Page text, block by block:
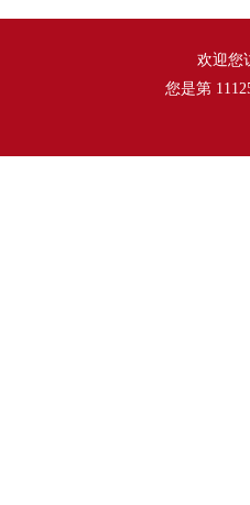
欢迎您
您是第